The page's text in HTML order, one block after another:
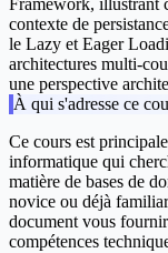
Framework, illustrant
contexte de
le Lazy et Eager
architectures multi-
une perspective
À qui s'adresse ce
Ce cours est
informatique qui
matière de bases de
novice ou déjà
document vous
compétences